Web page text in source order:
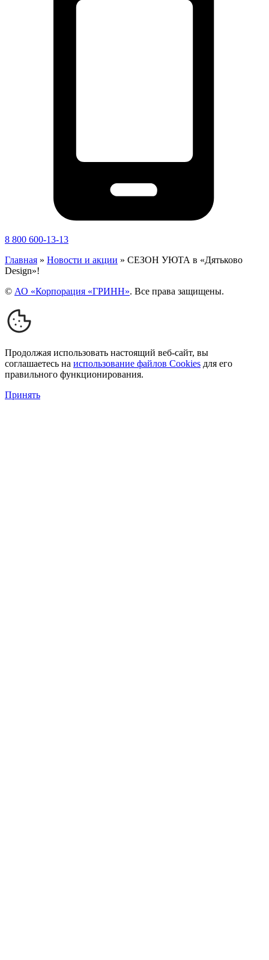
8 800 600-13-13
Главная » Новости и акции » СЕЗОН УЮТА в «Дятьково
Design»!
© АО «Корпорация «ГРИНН». Все права защищены.
Продолжая использовать настоящий веб-сайт, вы
соглашаетесь на использование файлов Cookies для его
правильного функционирования.
Принять